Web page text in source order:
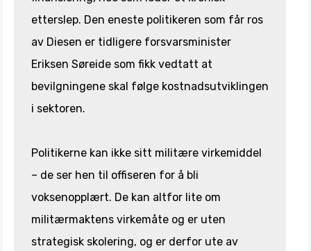
etterslep. Den eneste politikeren som får ros
av Diesen er tidligere forsvarsminister
Eriksen Søreide som fikk vedtatt at
bevilgningene skal følge kostnadsutviklingen
i sektoren.
Politikerne kan ikke sitt militære virkemiddel
– de ser hen til offiseren for å bli
voksenopplært. De kan altfor lite om
militærmaktens virkemåte og er uten
strategisk skolering, og er derfor ute av